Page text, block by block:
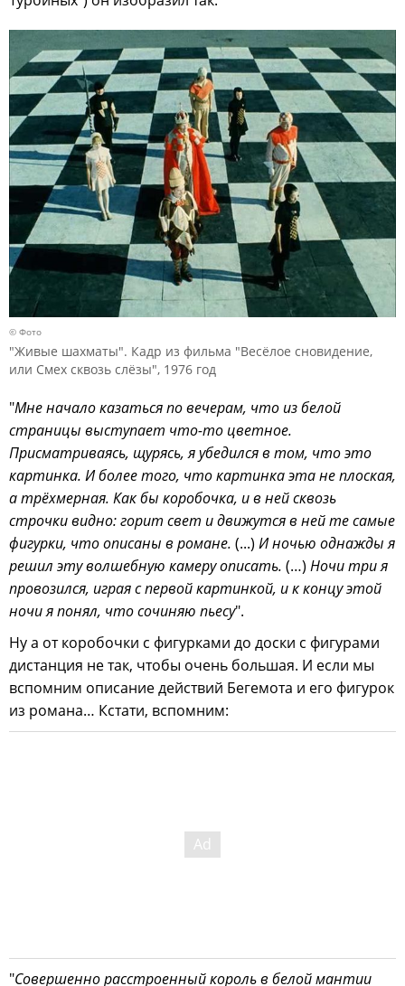
© Фото
"Живые шахматы". Кадр из фильма "Весёлое сновидение,
или Смех сквозь слёзы", 1976 год
"Мне начало казаться по вечерам, что из белой
страницы выступает что-то цветное.
Присматриваясь, щурясь, я убедился в том, что это
картинка. И более того, что картинка эта не плоская,
а трёхмерная. Как бы коробочка, и в ней сквозь
строчки видно: горит свет и движутся в ней те самые
фигурки, что описаны в романе. (...) И ночью однажды я
решил эту волшебную камеру описать. (…) Ночи три я
провозился, играя с первой картинкой, и к концу этой
ночи я понял, что сочиняю пьесу".
Ну а от коробочки с фигурками до доски с фигурами
дистанция не так, чтобы очень большая. И если мы
вспомним описание действий Бегемота и его фигурок
из романа… Кстати, вспомним:
"Совершенно расстроенный король в белой мантии